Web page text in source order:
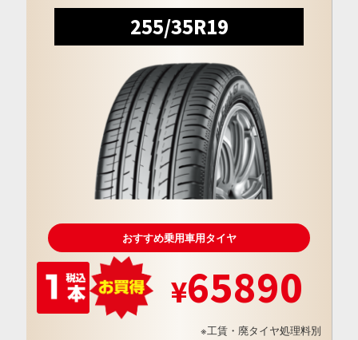
255/35R19
おすすめ乗用車用タイヤ
65890
※工賃・廃タイヤ処理料別